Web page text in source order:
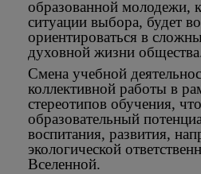
образованной молодежи,
ситуации выбора, будет
ориентироваться в
духовной жизни
Смена учебной
коллективной работы в
стереотипов обучения,
образовательный
воспитания, развития,
экологической
Вселенной.